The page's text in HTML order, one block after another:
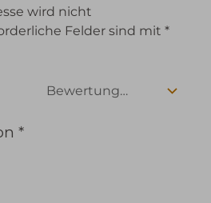
wird nicht
Felder sind mit *
*